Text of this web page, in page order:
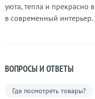
уюта, тепла и прекрасно
в современный интерьер.
ВОПРОСЫ И ОТВЕТЫ
Где посмотреть товары?